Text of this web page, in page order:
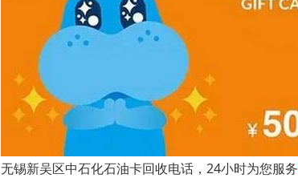
无锡新吴区中石化石油卡回收电话，24小时为您服务